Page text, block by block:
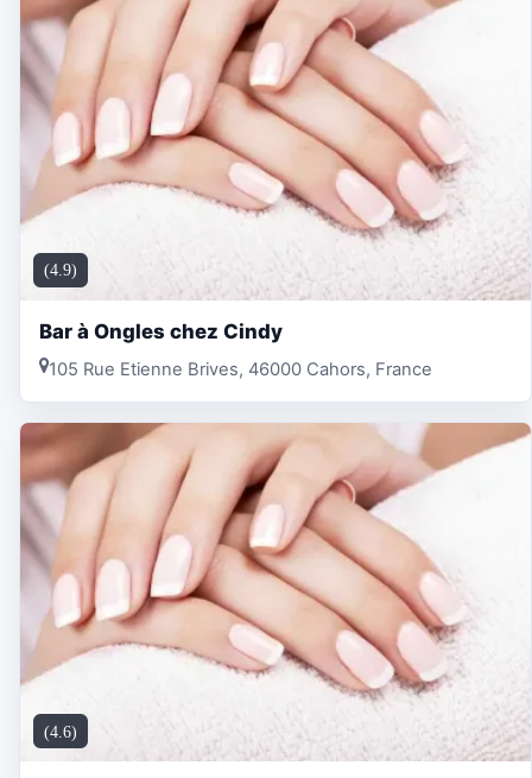
(4.9)
Bar à Ongles chez Cindy
105 Rue Etienne Brives, 46000 Cahors, France
(4.6)